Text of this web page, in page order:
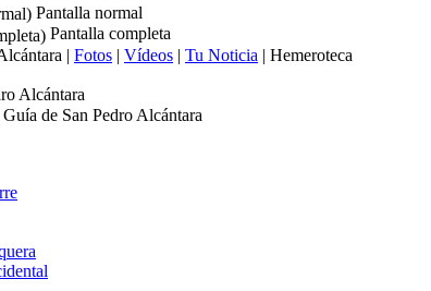
Pantalla normal
Pantalla completa
| Fotos | Vídeos | Tu Noticia | Hemeroteca
Alcántara
Guía de San Pedro Alcántara